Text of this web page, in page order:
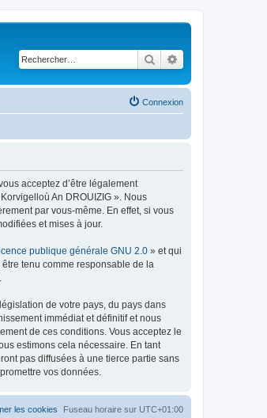
Rechercher
Connexion
acceptez d’être légalement
An DROUIZIG ». Nous
par vous-même. En effet, si vous
et mises à jour.
publique générale GNU 2.0 » et qui
tenu comme responsable de la
de votre pays, du pays dans
immédiat et définitif et nous
de ces conditions. Vous acceptez le
estimons cela nécessaire. En tant
pas diffusées à une tierce partie sans
vos données.
Fuseau horaire sur UTC+01:00
les cookies